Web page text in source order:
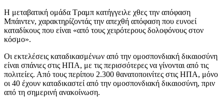
Η μεταβατική ομάδα Τραμπ κατήγγειλε χθες την απόφαση
Μπάιντεν, χαρακτηρίζοντάς την απεχθή απόφαση που ευνοεί
καταδίκους που είναι «από τους χειρότερους δολοφόνους στον
κόσμο».
Οι εκτελέσεις καταδικασμένων από την ομοσπονδιακή δικαιοσύνη
είναι σπάνιες στις ΗΠΑ, με τις περισσότερες να γίνονται από τις
πολιτείες. Από τους περίπου 2.300 θανατοποινίτες στις ΗΠΑ, μόνο
οι 40 έχουν καταδικαστεί από την ομοσπονδιακή δικαιοσύνη, πριν
από τη σημερινή ανακοίνωση.